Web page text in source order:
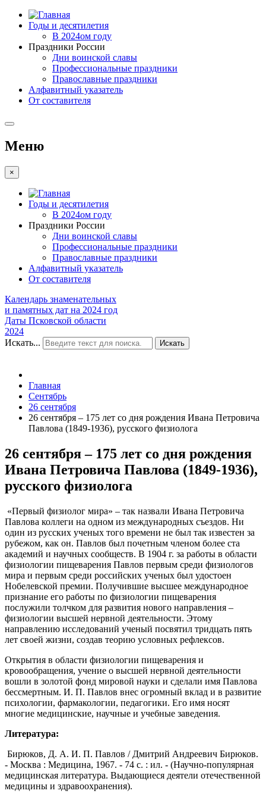
Годы и десятилетия
В 2024ом году
Праздники России
Дни воинской славы
Профессиональные праздники
Православные праздники
Алфавитный указатель
От составителя
Меню
×
Годы и десятилетия
В 2024ом году
Праздники России
Дни воинской славы
Профессиональные праздники
Православные праздники
Алфавитный указатель
От составителя
Календарь знаменательных
и памятных дат на 2024 год
Даты Псковской области
2024
Искать...
Искать
Главная
Сентябрь
26 сентября
26 сентября – 175 лет со дня рождения Ивана Петровича
Павлова (1849-1936), русского физиолога
26 сентября – 175 лет со дня рождения
Ивана Петровича Павлова (1849-1936),
русского физиолога
«Первый физиолог мира» – так назвали Ивана Петровича
Павлова коллеги на одном из международных съездов. Ни
один из русских ученых того времени не был так известен за
рубежом, как он. Павлов был почетным членом более ста
академий и научных сообществ. В 1904 г. за работы в области
физиологии пищеварения Павлов первым среди физиологов
мира и первым среди российских ученых был удостоен
Нобелевской премии. Получившие высшее международное
признание его работы по физиологии пищеварения
послужили толчком для развития нового направления –
физиологии высшей нервной деятельности. Этому
направлению исследований ученый посвятил тридцать пять
лет своей жизни, создав теорию условных рефлексов.
Открытия в области физиологии пищеварения и
кровообращения, учение о высшей нервной деятельности
вошли в золотой фонд мировой науки и сделали имя Павлова
бессмертным. И. П. Павлов внес огромный вклад и в развитие
психологии, фармакологии, педагогики. Его имя носят
многие медицинские, научные и учебные заведения.
Литература:
Бирюков, Д. А. И. П. Павлов / Дмитрий Андреевич Бирюков.
- Москва : Медицина, 1967. - 74 с. : ил. - (Научно-популярная
медицинская литература. Выдающиеся деятели отечественной
медицины и здравоохранения).